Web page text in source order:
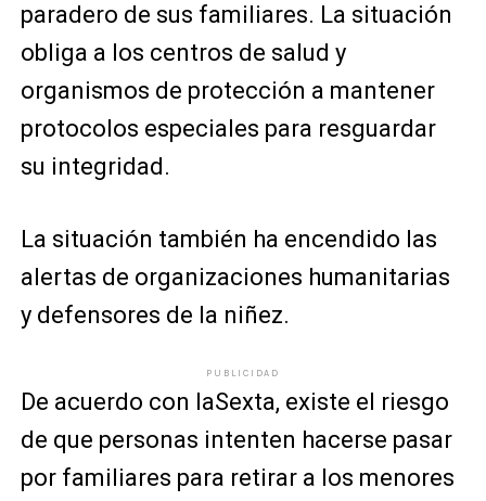
paradero de sus familiares. La situación
obliga a los centros de salud y
organismos de protección a mantener
protocolos especiales para resguardar
su integridad.
La situación también ha encendido las
alertas de organizaciones humanitarias
y defensores de la niñez.
PUBLICIDAD
De acuerdo con laSexta, existe el riesgo
de que personas intenten hacerse pasar
por familiares para retirar a los menores